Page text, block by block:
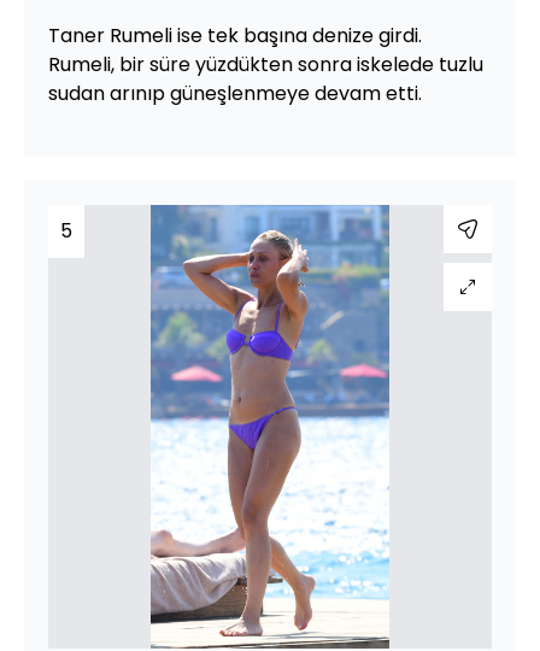
Taner Rumeli ise tek başına denize girdi.
Rumeli, bir süre yüzdükten sonra iskelede tuzlu
sudan arınıp güneşlenmeye devam etti.
5